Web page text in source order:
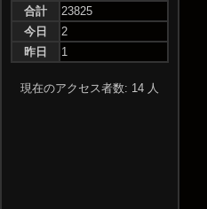
合計
23825
今日
2
昨日
1
現在のアクセス者数: 14 人